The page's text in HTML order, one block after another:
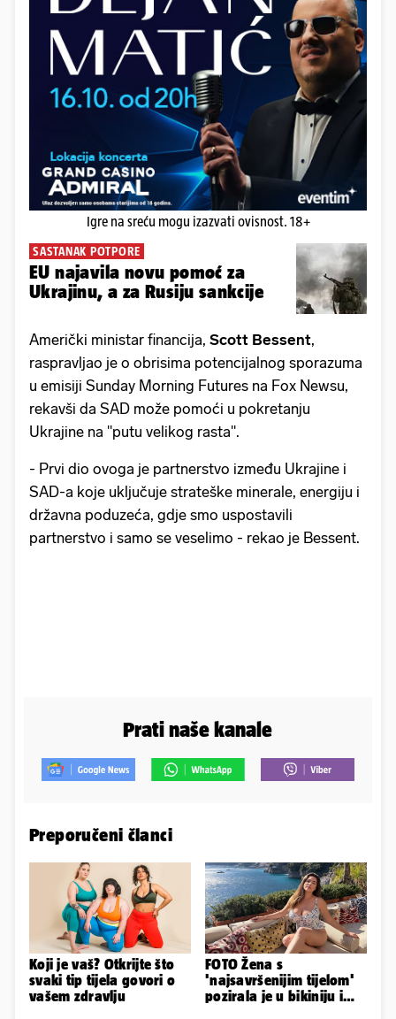
Igre na sreću mogu izazvati ovisnost. 18+
SASTANAK POTPORE
EU najavila novu pomoć za
Ukrajinu, a za Rusiju sankcije
Američki ministar financija, Scott Bessent,
raspravljao je o obrisima potencijalnog sporazuma
u emisiji Sunday Morning Futures na Fox Newsu,
rekavši da SAD može pomoći u pokretanju
Ukrajine na "putu velikog rasta".
- Prvi dio ovoga je partnerstvo između Ukrajine i
SAD-a koje uključuje strateške minerale, energiju i
državna poduzeća, gdje smo uspostavili
partnerstvo i samo se veselimo - rekao je Bessent.
Prati naše kanale
Preporučeni članci
Koji je vaš? Otkrijte što
svaki tip tijela govori o
vašem zdravlju
FOTO Žena s
'najsavršenijim tijelom'
pozirala je u bikiniju i